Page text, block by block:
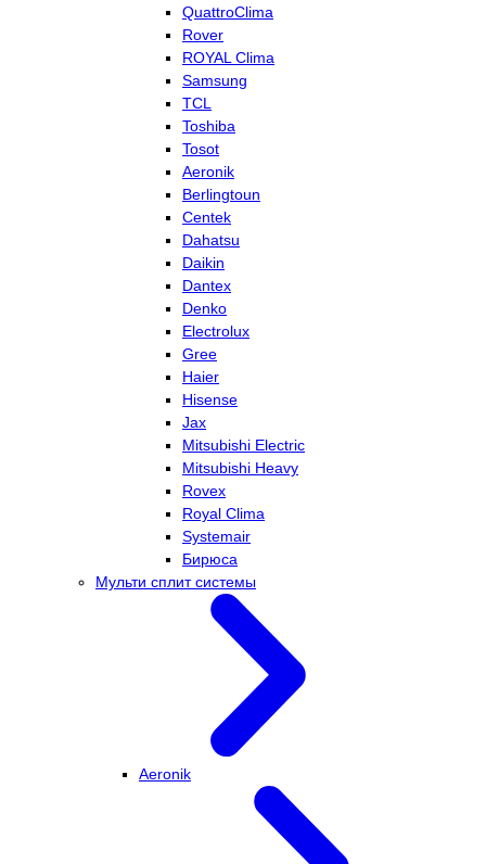
QuattroClima
Rover
ROYAL Clima
Samsung
TCL
Toshiba
Tosot
Aeronik
Berlingtoun
Centek
Dahatsu
Daikin
Dantex
Denko
Electrolux
Gree
Haier
Hisense
Jax
Mitsubishi Electric
Mitsubishi Heavy
Rovex
Royal Clima
Systemair
Бирюса
Мульти сплит системы
Aeronik